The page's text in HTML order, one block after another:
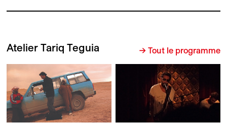
Atelier Tariq Teguia → Tout le programme